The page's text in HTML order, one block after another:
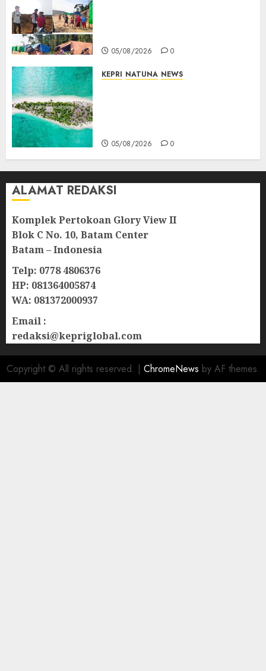
05/08/2026 0
KEPRI NATUNA NEWS
05/08/2026 0
ALAMAT REDAKSI
Komplek Pertokoan Glory View II
Blok C No. 10, Batam Center
Batam – Indonesia
Telp: 0778 4806376
HP: 081364005874
WA: 081372000937
Email :
redaksi@kepriglobal.com
Copyright © All rights reserved. | ChromeNews by AF themes.